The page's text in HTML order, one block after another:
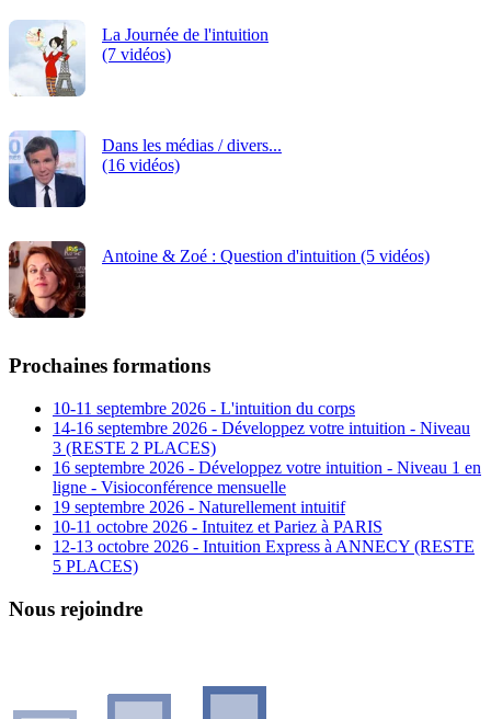
La Journée de l'intuition
(7 vidéos)
Dans les médias / divers...
(16 vidéos)
Antoine & Zoé : Question d'intuition (5 vidéos)
Prochaines formations
10-11 septembre 2026 - L'intuition du corps
14-16 septembre 2026 - Développez votre intuition - Niveau
3 (RESTE 2 PLACES)
16 septembre 2026 - Développez votre intuition - Niveau 1 en
ligne - Visioconférence mensuelle
19 septembre 2026 - Naturellement intuitif
10-11 octobre 2026 - Intuitez et Pariez à PARIS
12-13 octobre 2026 - Intuition Express à ANNECY (RESTE
5 PLACES)
Nous rejoindre